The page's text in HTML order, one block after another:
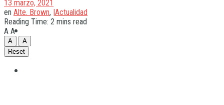
13 marzo, 2021
en Alte. Brown, |Actualidad
Reading Time: 2 mins read
A A
A
A
Reset